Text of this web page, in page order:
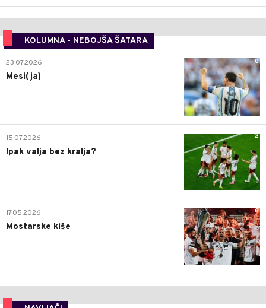
KOLUMNA - NEBOJŠA ŠATARA
0
23.07.2026.
Mesi(ja)
2
15.07.2026.
Ipak valja bez kralja?
0
17.05.2026.
Mostarske kiše